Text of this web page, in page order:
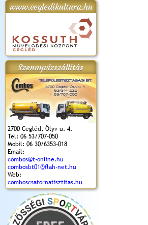
www.cegledikultura.hu
Szennyvízszállítás
2700 Cegléd, Ölyv u. 4.
Tel: 06 53/707-050
Mobil: 06 30/6353-018
Email:
combos@t-online.hu
combosbt01@flah-net.hu
Web:
comboscsatornatisztitas.hu
2018.
Kossuth Toborzó
Ünnepély
Szent István Ünnepe
(2017. 08. 20.)